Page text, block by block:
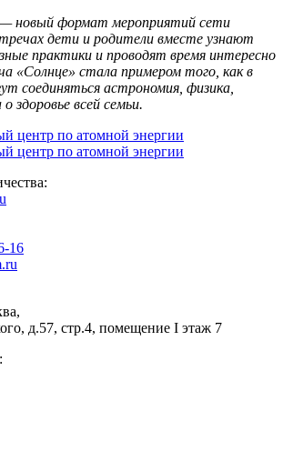
— новый формат мероприятий сети
дети и родители вместе узнают
практики и проводят время интересно
«Солнце» стала примером того, как в
соединяться астрономия, физика,
здоровье всей семьи.
16
д.57, стр.4, помещение I этаж 7